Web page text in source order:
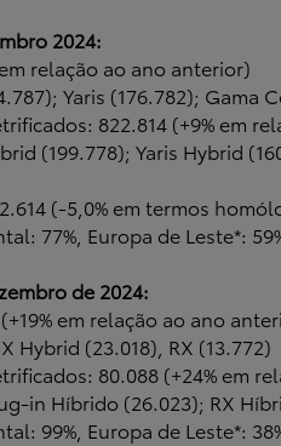
2024:
relação ao ano anterior)
Yaris (176.782); Gama
822.814 (+9% em
(199.778); Yaris Hybrid
(-5,0% em termos
77%, Europa de Leste*:
de 2024:
em relação ao ano
Hybrid (23.018), RX (13.772)
80.088 (+24% em
in Híbrido (26.023); RX
99%, Europa de Leste*: